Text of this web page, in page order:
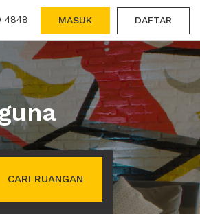
4848 MASUK DAFTAR
CARI RUANGAN